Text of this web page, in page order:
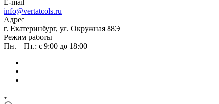
E-mail
info@vertatools.ru
Адрес
г. Екатеринбург, ул. Окружная 88Э
Режим работы
Пн. – Пт.: с 9:00 до 18:00